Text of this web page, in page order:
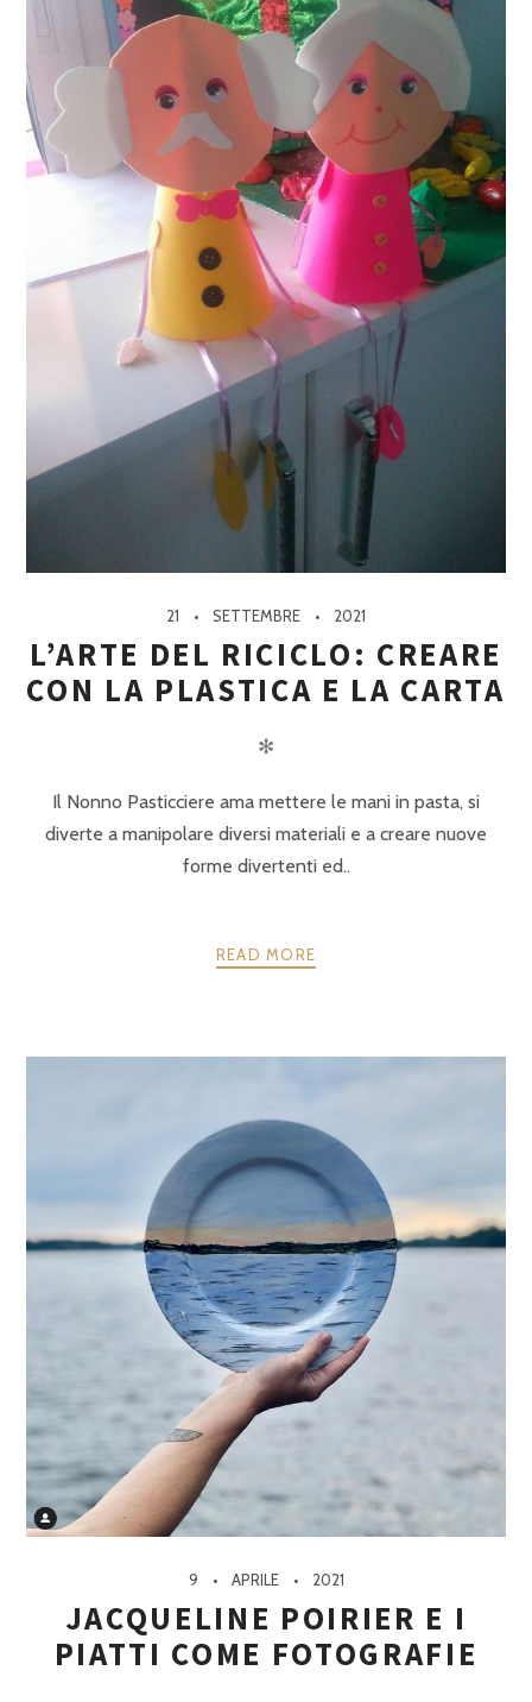
21 SETTEMBRE 2021
L’ARTE DEL RICICLO: CREARE
CON LA PLASTICA E LA CARTA
✻
Il Nonno Pasticciere ama mettere le mani in pasta, si
diverte a manipolare diversi materiali e a creare nuove
forme divertenti ed..
READ MORE
9 APRILE 2021
JACQUELINE POIRIER E I
PIATTI COME FOTOGRAFIE